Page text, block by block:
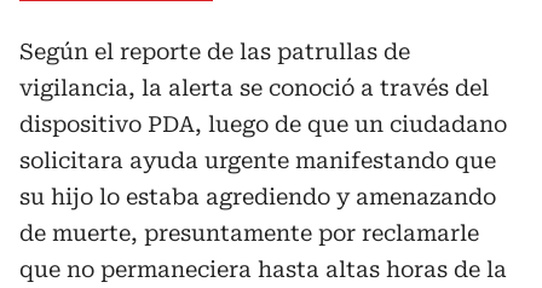
Según el reporte de las patrullas de
vigilancia, la alerta se conoció a través del
dispositivo PDA, luego de que un ciudadano
solicitara ayuda urgente manifestando que
su hijo lo estaba agrediendo y amenazando
de muerte, presuntamente por reclamarle
que no permaneciera hasta altas horas de la